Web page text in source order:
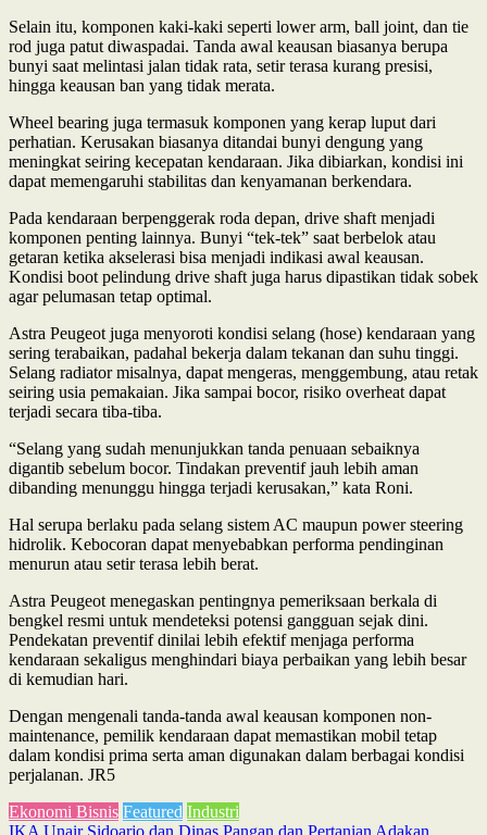
Selain itu, komponen kaki-kaki seperti lower arm, ball joint, dan tie
rod juga patut diwaspadai. Tanda awal keausan biasanya berupa
bunyi saat melintasi jalan tidak rata, setir terasa kurang presisi,
hingga keausan ban yang tidak merata.
Wheel bearing juga termasuk komponen yang kerap luput dari
perhatian. Kerusakan biasanya ditandai bunyi dengung yang
meningkat seiring kecepatan kendaraan. Jika dibiarkan, kondisi ini
dapat memengaruhi stabilitas dan kenyamanan berkendara.
Pada kendaraan berpenggerak roda depan, drive shaft menjadi
komponen penting lainnya. Bunyi “tek-tek” saat berbelok atau
getaran ketika akselerasi bisa menjadi indikasi awal keausan.
Kondisi boot pelindung drive shaft juga harus dipastikan tidak sobek
agar pelumasan tetap optimal.
Astra Peugeot juga menyoroti kondisi selang (hose) kendaraan yang
sering terabaikan, padahal bekerja dalam tekanan dan suhu tinggi.
Selang radiator misalnya, dapat mengeras, menggembung, atau retak
seiring usia pemakaian. Jika sampai bocor, risiko overheat dapat
terjadi secara tiba-tiba.
“Selang yang sudah menunjukkan tanda penuaan sebaiknya
digantib sebelum bocor. Tindakan preventif jauh lebih aman
dibanding menunggu hingga terjadi kerusakan,” kata Roni.
Hal serupa berlaku pada selang sistem AC maupun power steering
hidrolik. Kebocoran dapat menyebabkan performa pendinginan
menurun atau setir terasa lebih berat.
Astra Peugeot menegaskan pentingnya pemeriksaan berkala di
bengkel resmi untuk mendeteksi potensi gangguan sejak dini.
Pendekatan preventif dinilai lebih efektif menjaga performa
kendaraan sekaligus menghindari biaya perbaikan yang lebih besar
di kemudian hari.
Dengan mengenali tanda-tanda awal keausan komponen non-
maintenance, pemilik kendaraan dapat memastikan mobil tetap
dalam kondisi prima serta aman digunakan dalam berbagai kondisi
perjalanan. JR5
Ekonomi Bisnis Featured Industri
IKA Unair Sidoarjo dan Dinas Pangan dan Pertanian Adakan